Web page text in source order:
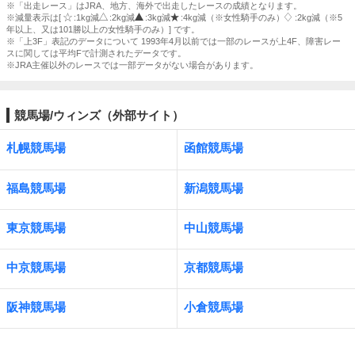
※「出走レース」はJRA、地方、海外で出走したレースの成績となります。
※減量表示は[
:1kg減 :2kg減 :3kg減 :4kg減（※女性騎手のみ）
:2kg減（※5
年以上、又は101勝以上の女性騎手のみ）] です。
※「上3F」表記のデータについて 1993年4月以前では一部のレースが上4F、障害レー
スに関しては平均Fで計測されたデータです。
※JRA主催以外のレースでは一部データがない場合があります。
競馬場/ウィンズ（外部サイト）
札幌競馬場 函館競馬場
福島競馬場 新潟競馬場
東京競馬場 中山競馬場
中京競馬場 京都競馬場
阪神競馬場 小倉競馬場